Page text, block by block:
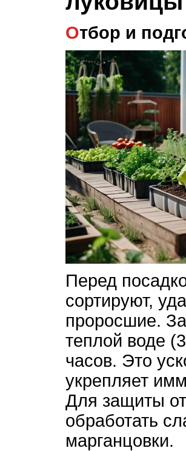
Отбор и
Перед
сортируют,
проросшие.
теплой воде
часов. Это
укрепляет
Для защиты
обработать
марганцовки.